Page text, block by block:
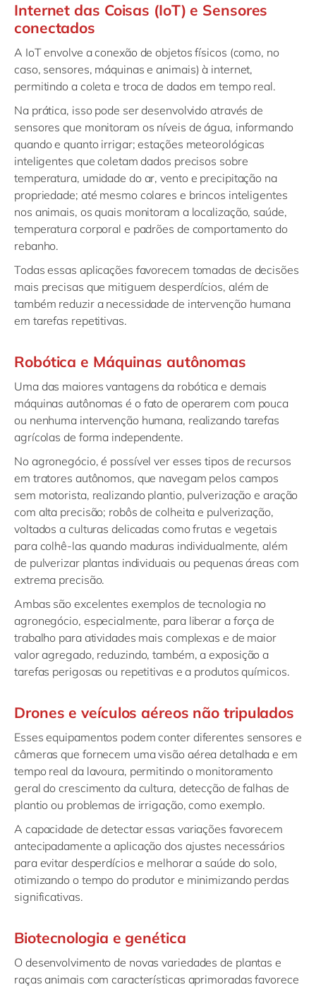
Internet das Coisas (IoT) e Sensores
conectados
A IoT envolve a conexão de objetos físicos (como, no
caso, sensores, máquinas e animais) à internet,
permitindo a coleta e troca de dados em tempo real.
Na prática, isso pode ser desenvolvido através de
sensores que monitoram os níveis de água, informando
quando e quanto irrigar; estações meteorológicas
inteligentes que coletam dados precisos sobre
temperatura, umidade do ar, vento e precipitação na
propriedade; até mesmo colares e brincos inteligentes
nos animais, os quais monitoram a localização, saúde,
temperatura corporal e padrões de comportamento do
rebanho.
Todas essas aplicações favorecem tomadas de decisões
mais precisas que mitiguem desperdícios, além de
também reduzir a necessidade de intervenção humana
em tarefas repetitivas.
Robótica e Máquinas autônomas
Uma das maiores vantagens da robótica e demais
máquinas autônomas é o fato de operarem com pouca
ou nenhuma intervenção humana, realizando tarefas
agrícolas de forma independente.
No agronegócio, é possível ver esses tipos de recursos
em tratores autônomos, que navegam pelos campos
sem motorista, realizando plantio, pulverização e aração
com alta precisão; robôs de colheita e pulverização,
voltados a culturas delicadas como frutas e vegetais
para colhê-las quando maduras individualmente, além
de pulverizar plantas individuais ou pequenas áreas com
extrema precisão.
Ambas são excelentes exemplos de tecnologia no
agronegócio, especialmente, para liberar a força de
trabalho para atividades mais complexas e de maior
valor agregado, reduzindo, também, a exposição a
tarefas perigosas ou repetitivas e a produtos químicos.
Drones e veículos aéreos não tripulados
Esses equipamentos podem conter diferentes sensores e
câmeras que fornecem uma visão aérea detalhada e em
tempo real da lavoura, permitindo o monitoramento
geral do crescimento da cultura, detecção de falhas de
plantio ou problemas de irrigação, como exemplo.
A capacidade de detectar essas variações favorecem
antecipadamente a aplicação dos ajustes necessários
para evitar desperdícios e melhorar a saúde do solo,
otimizando o tempo do produtor e minimizando perdas
significativas.
Biotecnologia e genética
O desenvolvimento de novas variedades de plantas e
raças animais com características aprimoradas favorece